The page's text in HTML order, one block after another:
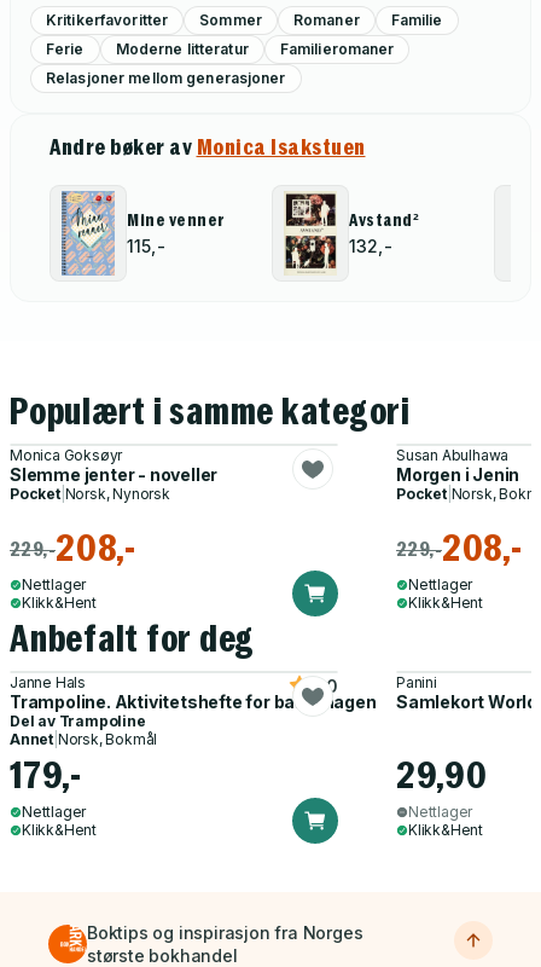
Kritikerfavoritter Sommer Romaner
Familie
Ferie
Moderne litteratur
Familieromaner
Relasjoner mellom generasjoner
Andre bøker av Monica Isakstuen
Mine venner
115,-
Avstand²
132,-
Populært i samme kategori
Monica Goksøyr
Slemme jenter - noveller
Pocket| Norsk, Nynorsk
229,-208,-
Nettlager
Klikk&Hent
Susan Abulhawa
Morgen i Jenin
Pocket| Norsk,
229,-208,-
Nettlager
Klikk&Hent
Anbefalt for deg
Janne Hals
Trampoline. Aktivitetshefte for barnehagen
5.0
Del av Trampoline
Annet Norsk, Bokmål
179,-
Nettlager
Klikk&Hent
Panini
Samlekort
29,90
Nettlager
Klikk&Hent
Boktips og inspirasjon fra Norges
største bokhandel